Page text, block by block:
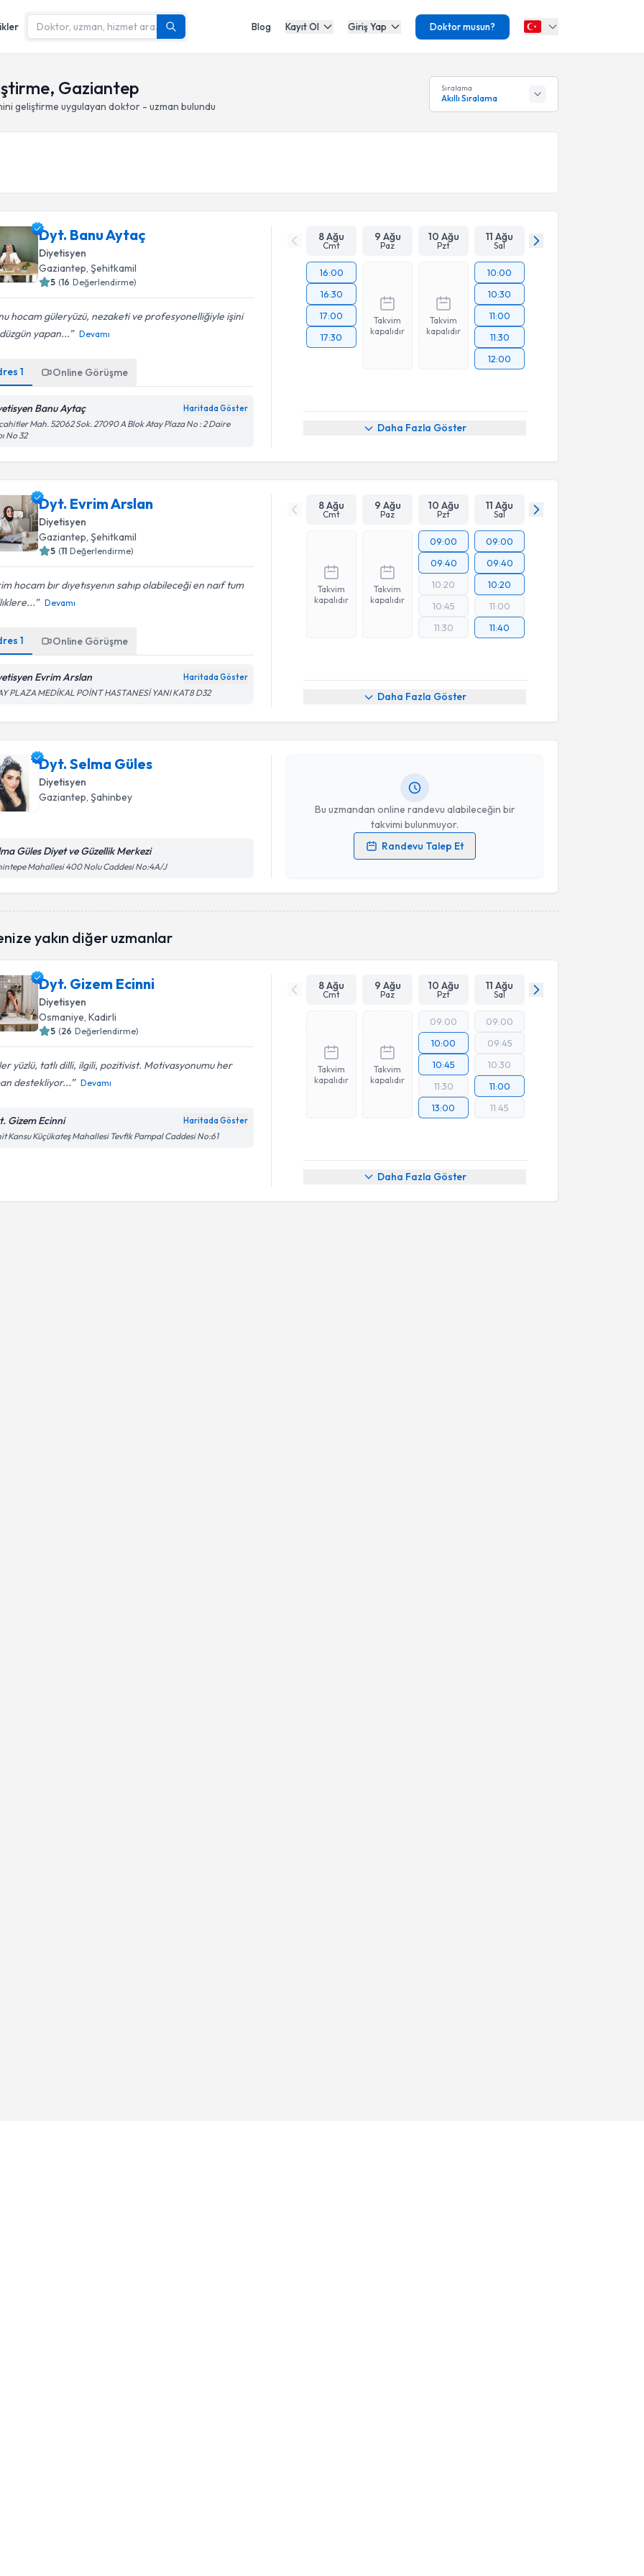
Blog Kayıt Ol Giriş Yap Doktor musun?
Gaziantep
geliştirme uygulayan doktor - uzman bulundu
Sıralama
Akıllı Sıralama
Dyt. Banu Aytaç
Diyetisyen
Gaziantep, Şehitkamil
5 (16 Değerlendirme)
hocam güleryüzü, nezaketi ve profesyonelliğiyle işini
yapan...
Devamı
1 Online Görüşme
Banu Aytaç Haritada Göster
Mah. 52062 Sok. 27090 A Blok Atay Plaza No : 2 Daire
No 32
8 Ağu
Cmt
9 Ağu
Paz
10 Ağu
Pzt
11 Ağu
Sal
16:00
16:30
17:00
17:30
Takvim
kapalıdır
Takvim
kapalıdır
10:00
10:30
11:00
11:30
12:00
Daha Fazla Göster
Dyt. Evrim Arslan
Diyetisyen
Gaziantep, Şehitkamil
5 (11 Değerlendirme)
hocam bır dıyetısyenın sahıp olabileceği en naıf tum
Devamı
1 Online Görüşme
Evrim Arslan Haritada Göster
PLAZA MEDİKAL POİNT HASTANESİ YANI KAT8 D32
8 Ağu
Cmt
9 Ağu
Paz
10 Ağu
Pzt
11 Ağu
Sal
Takvim
kapalıdır
Takvim
kapalıdır
09:00
09:40
10:20
10:45
11:30
09:00
09:40
10:20
11:00
11:40
Daha Fazla Göster
Dyt. Selma Güles
Diyetisyen
Gaziantep , Şahinbey
Güles Diyet ve Güzellik Merkezi
Mahallesi 400 Nolu Caddesi No:4A/J
Bu uzmandan online randevu alabileceğin bir
takvimi bulunmuyor.
Randevu Talep Et
Randevu Takvimi Talebi
Kişisel verilerimin işlenmesine ilişkinAydınlatma Metni
yakın diğer uzmanlar
Dyt. Gizem Ecinni
Diyetisyen
Osmaniye , Kadirli
5 (26 Değerlendirme)
yüzlü, tatlı dilli, ilgili, pozitivist. Motivasyonumu her
destekliyor...
Devamı
Gizem Ecinni Haritada Göster
Kansu Küçükateş Mahallesi Tevfik Pampal Caddesi No:61
8 Ağu
Cmt
9 Ağu
Paz
10 Ağu
Pzt
11 Ağu
Sal
Takvim
kapalıdır
Takvim
kapalıdır
09:00
10:00
10:45
11:30
13:00
09:00
09:45
10:30
11:00
11:45
Daha Fazla Göster